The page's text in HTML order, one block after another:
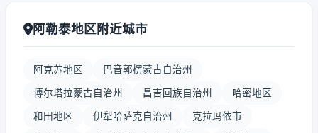
阿勒泰地区附近城市
阿克苏地区 巴音郭楞蒙古自治州
博尔塔拉蒙古自治州 昌吉回族自治州 哈密地区
和田地区 伊犁哈萨克自治州 克拉玛依市